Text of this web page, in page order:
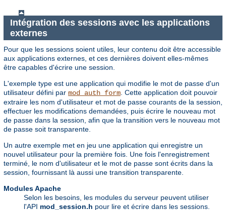
Intégration des sessions avec les applications
externes
Pour que les sessions soient utiles, leur contenu doit être accessible
aux applications externes, et ces dernières doivent elles-mêmes
être capables d'écrire une session.
L'exemple type est une application qui modifie le mot de passe d'un
utilisateur défini par mod_auth_form. Cette application doit pouvoir
extraire les nom d'utilisateur et mot de passe courants de la session,
effectuer les modifications demandées, puis écrire le nouveau mot
de passe dans la session, afin que la transition vers le nouveau mot
de passe soit transparente.
Un autre exemple met en jeu une application qui enregistre un
nouvel utilisateur pour la première fois. Une fois l'enregistrement
terminé, le nom d'utilisateur et le mot de passe sont écrits dans la
session, fournissant là aussi une transition transparente.
Modules Apache
Selon les besoins, les modules du serveur peuvent utiliser
l'API mod_session.h pour lire et écrire dans les sessions.